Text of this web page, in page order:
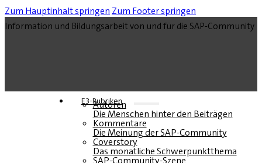
Zum Hauptinhalt springen Zum Footer springen
Information und Bildungsarbeit von und für die SAP-Community
E3-Rubriken
Autoren
Die Menschen hinter den Beiträgen
Kommentare
Die Meinung der SAP-Community
Coverstory
Das monatliche Schwerpunktthema
SAP-Community-Szene